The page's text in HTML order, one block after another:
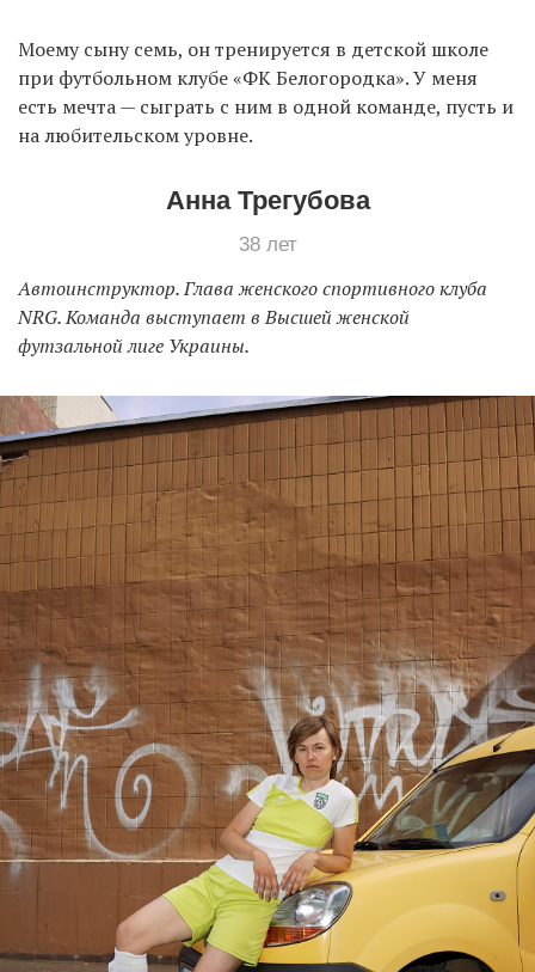
Моему сыну семь, он тренируется в детской школе
при футбольном клубе «ФК Белогородка». У меня
есть мечта — сыграть с ним в одной команде, пусть и
на любительском уровне.
Анна Трегубова
38 лет
Автоинструктор. Глава женского спортивного клуба
NRG. Команда выступает в Высшей женской
футзальной лиге Украины.